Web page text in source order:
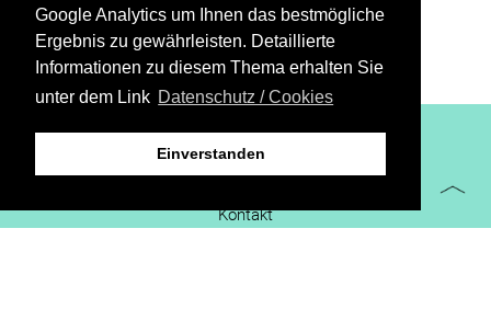
Google Analytics um Ihnen das bestmögliche
Ergebnis zu gewährleisten. Detaillierte
Informationen zu diesem Thema erhalten Sie
unter dem Link Datenschutz / Cookies
Einverstanden
XiBIT Infoguide 2021
Kontakt